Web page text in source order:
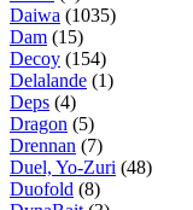
Daiwa (1035)
Dam (15)
Decoy (154)
Delalande (1)
Deps (4)
Dragon (5)
Drennan (7)
Duel, Yo-Zuri (48)
Duofold (8)